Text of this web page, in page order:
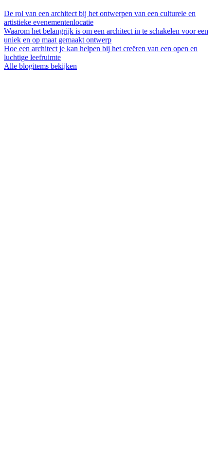
De rol van een architect bij het ontwerpen van een culturele en
artistieke evenementenlocatie
Waarom het belangrijk is om een architect in te schakelen voor een
uniek en op maat gemaakt ontwerp
Hoe een architect je kan helpen bij het creëren van een open en
luchtige leefruimte
Alle blogitems bekijken